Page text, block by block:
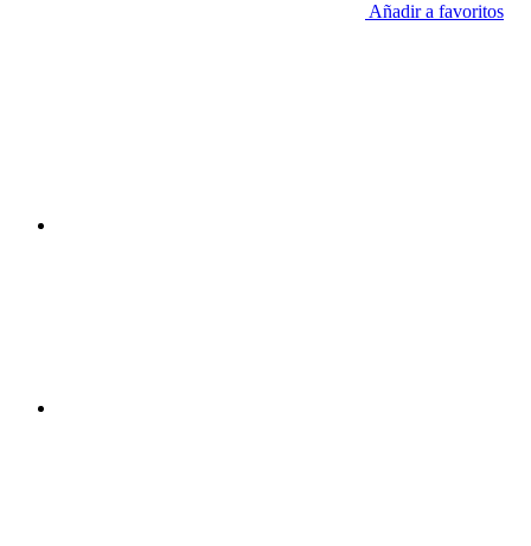
Añadir a favoritos